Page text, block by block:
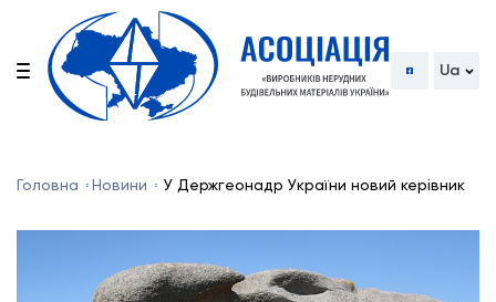
Ua
Головна Новини У Держгеонадр України новий керівник